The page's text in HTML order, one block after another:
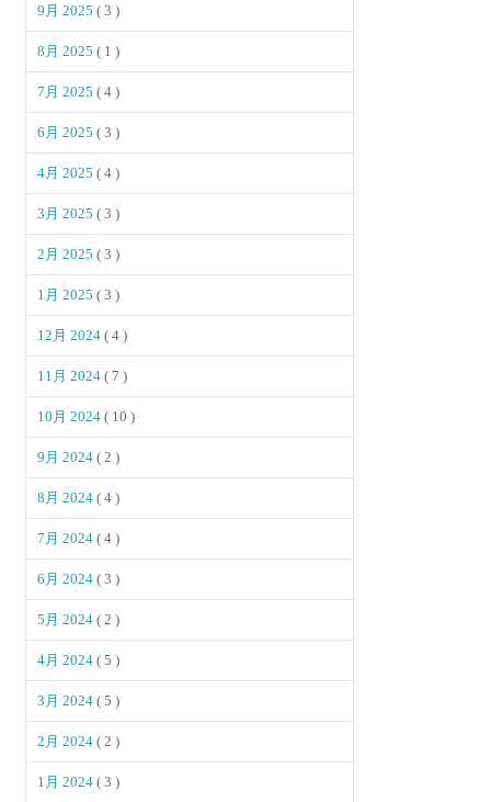
9月 2025( 3 )
8月 2025( 1 )
7月 2025( 4 )
6月 2025( 3 )
4月 2025( 4 )
3月 2025( 3 )
2月 2025( 3 )
1月 2025( 3 )
12月 2024( 4 )
11月 2024( 7 )
10月 2024( 10 )
9月 2024( 2 )
8月 2024( 4 )
7月 2024( 4 )
6月 2024( 3 )
5月 2024( 2 )
4月 2024( 5 )
3月 2024( 5 )
2月 2024( 2 )
1月 2024( 3 )